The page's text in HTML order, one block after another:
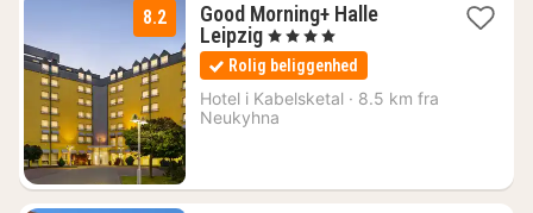
8.2
Good Morning+ Halle
Leipzig1
nat
fra
438
kr.
, 4 Stjerner
Rolig beliggenhed
Hotel i Kabelsketal · 8.5 km fra
Neukyhna